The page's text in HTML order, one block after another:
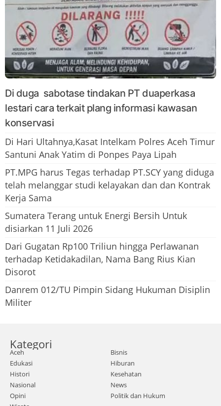
Di duga sabotase tindakan PT duaperkasa
lestari cara terkait plang informasi kawasan
konservasi
Di Hari Ultahnya,Kasat Intelkam Polres Aceh Timur
Santuni Anak Yatim di Ponpes Paya Lipah
PT.MPG harus Tegas terhadap PT.SCY yang diduga
telah melanggar studi kelayakan dan dan Kontrak
Kerja Sama
Sumatera Terang untuk Energi Bersih Untuk
disiarkan 11 Juli 2026
Dari Gugatan Rp100 Triliun hingga Perlawanan
terhadap Ketidakadilan, Nama Bang Rius Kian
Disorot
Danrem 012/TU Pimpin Sidang Hukuman Disiplin
Militer
Kategori
Aceh
Bisnis
Edukasi
Hiburan
Histori
Kesehatan
Nasional
News
Opini
Politik dan Hukum